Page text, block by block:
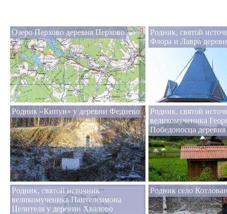
Озеро Перхово деревня Перхово
Родник, святой
Флора и Лавра
Родник «Кипун» у деревни Феднево
Родник, святой
великомученика
Победоносца
Родник, святой источник
великомученика Пантелеимона
Целителя у деревни Хвалово
Родник село